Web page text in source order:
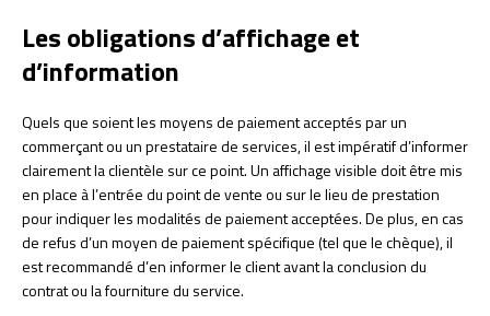
Les obligations d’affichage et
d’information
Quels que soient les moyens de paiement acceptés par un
commerçant ou un prestataire de services, il est impératif d’informer
clairement la clientèle sur ce point. Un affichage visible doit être mis
en place à l’entrée du point de vente ou sur le lieu de prestation
pour indiquer les modalités de paiement acceptées. De plus, en cas
de refus d’un moyen de paiement spécifique (tel que le chèque), il
est recommandé d’en informer le client avant la conclusion du
contrat ou la fourniture du service.